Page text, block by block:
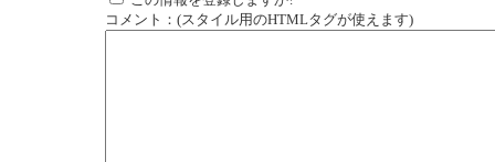
コメント：(スタイル用のHTMLタグが使えます)